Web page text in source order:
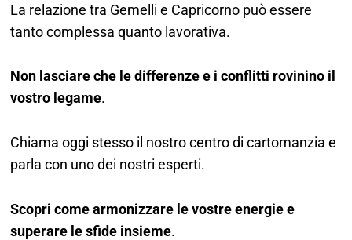
La relazione tra Gemelli e Capricorno può essere
tanto complessa quanto lavorativa.
Non lasciare che le differenze e i conflitti rovinino il
vostro legame.
Chiama oggi stesso il nostro centro di cartomanzia e
parla con uno dei nostri esperti.
Scopri come armonizzare le vostre energie e
superare le sfide insieme.